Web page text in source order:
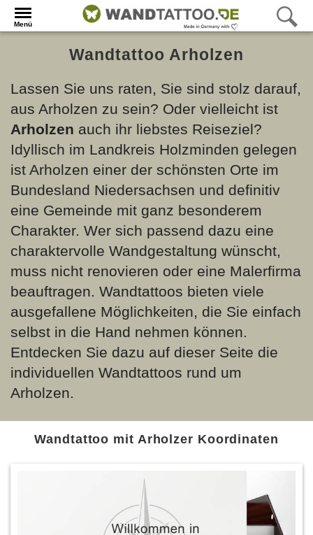
Menü
Wandtattoo Arholzen
Lassen Sie uns raten, Sie sind stolz darauf,
aus Arholzen zu sein? Oder vielleicht ist
Arholzen auch ihr liebstes Reiseziel?
Idyllisch im Landkreis Holzminden gelegen
ist Arholzen einer der schönsten Orte im
Bundesland Niedersachsen und definitiv
eine Gemeinde mit ganz besonderem
Charakter. Wer sich passend dazu eine
charaktervolle Wandgestaltung wünscht,
muss nicht renovieren oder eine Malerfirma
beauftragen. Wandtattoos bieten viele
ausgefallene Möglichkeiten, die Sie einfach
selbst in die Hand nehmen können.
Entdecken Sie dazu auf dieser Seite die
individuellen Wandtattoos rund um
Arholzen.
Wandtattoo mit Arholzer Koordinaten